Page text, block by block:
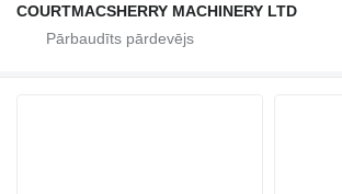
COURTMACSHERRY MACHINERY LTD